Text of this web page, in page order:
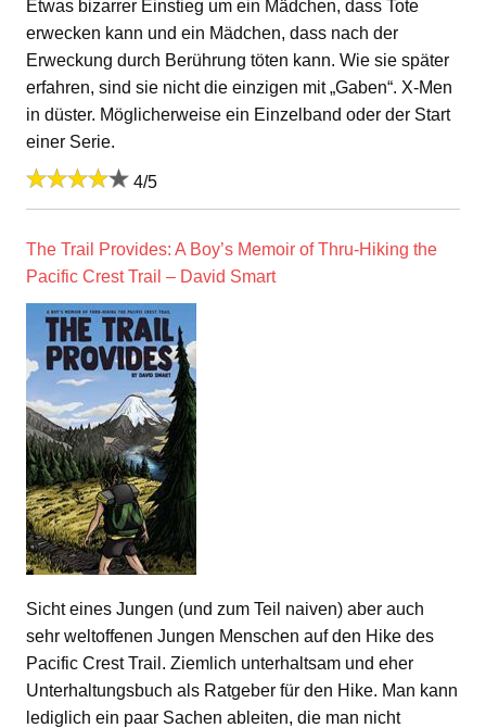
Etwas bizarrer Einstieg um ein Mädchen, dass Tote
erwecken kann und ein Mädchen, dass nach der
Erweckung durch Berührung töten kann. Wie sie später
erfahren, sind sie nicht die einzigen mit „Gaben“. X-Men
in düster. Möglicherweise ein Einzelband oder der Start
einer Serie.
4/5
The Trail Provides: A Boy’s Memoir of Thru-Hiking the
Pacific Crest Trail – David Smart
Sicht eines Jungen (und zum Teil naiven) aber auch
sehr weltoffenen Jungen Menschen auf den Hike des
Pacific Crest Trail. Ziemlich unterhaltsam und eher
Unterhaltungsbuch als Ratgeber für den Hike. Man kann
lediglich ein paar Sachen ableiten, die man nicht